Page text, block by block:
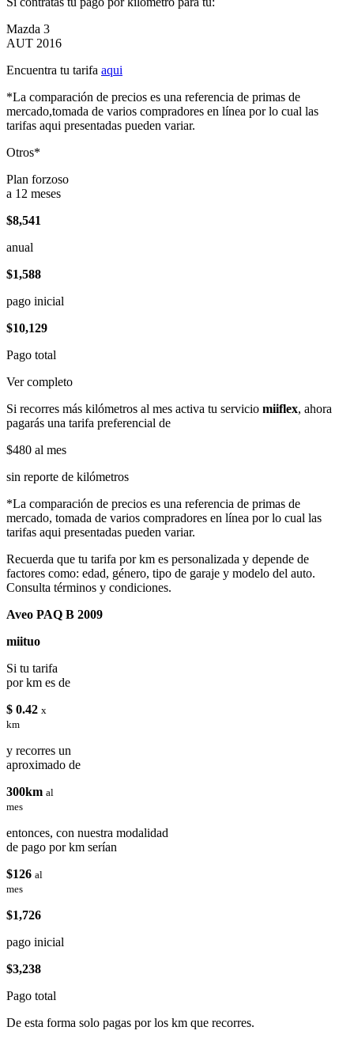
Mazda 3
AUT 2016
Encuentra tu tarifa aqui
*La comparación de precios es una referencia de primas de
mercado,tomada de varios compradores en línea por lo cual las
tarifas aqui presentadas pueden variar.
Otros*
Plan forzoso
a 12 meses
$8,541
anual
$1,588
pago inicial
$10,129
Pago total
Ver completo
Si recorres más kilómetros al mes activa tu servicio miiflex, ahora
pagarás una tarifa preferencial de
$480 al mes
sin reporte de kilómetros
*La comparación de precios es una referencia de primas de
mercado, tomada de varios compradores en línea por lo cual las
tarifas aqui presentadas pueden variar.
Recuerda que tu tarifa por km es personalizada y depende de
factores como: edad, género, tipo de garaje y modelo del auto.
Consulta términos y condiciones.
Aveo PAQ B 2009
miituo
Si tu tarifa
por km es de
$ 0.42 x
km
y recorres un
aproximado de
300km al
mes
entonces, con nuestra modalidad
de pago por km serían
$126 al
mes
$1,726
pago inicial
$3,238
Pago total
De esta forma solo pagas por los km que recorres.